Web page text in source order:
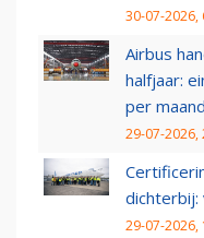
30-07-2026,
Airbus
halfjaar:
per maand
29-07-2026,
dichterbij:
29-07-2026,